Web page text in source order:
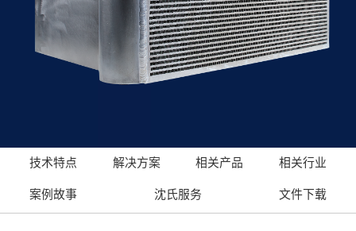
技术特点 解决方案 相关产品 相关行业
案例故事 沈氏服务 文件下载